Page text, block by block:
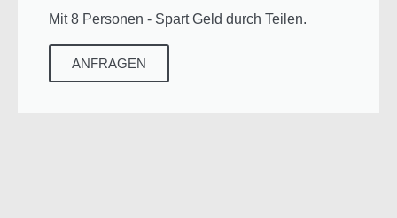
Mit 8 Personen - Spart Geld durch Teilen.
ANFRAGEN